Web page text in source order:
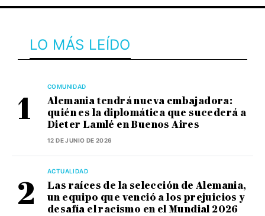
LO MÁS LEÍDO
COMUNIDAD
Alemania tendrá nueva embajadora:
quién es la diplomática que sucederá a
Dieter Lamlé en Buenos Aires
12 DE JUNIO DE 2026
ACTUALIDAD
Las raíces de la selección de Alemania,
un equipo que venció a los prejuicios y
desafía el racismo en el Mundial 2026